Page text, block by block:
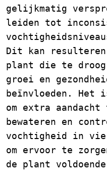
gelijkmatig
leiden tot
Dit kan
plant die te droog
groei en
beïnvloeden. Het
om extra
bewateren en
vochtigheid in
om ervoor te
de plant